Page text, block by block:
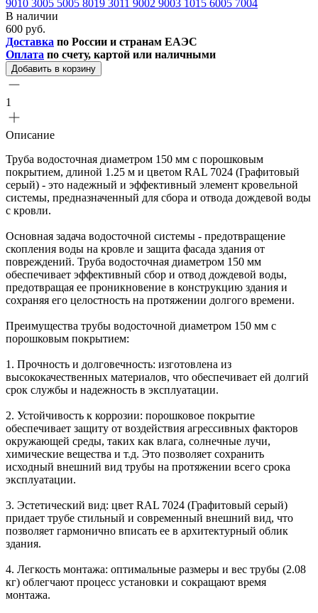
9010 3005 5005 8019 3011 9002 9003 1015 6005 7004
В наличии
600 руб.
Доставка по России и странам ЕАЭС
Оплата по счету, картой или наличными
Добавить в корзину
1
Описание
Труба водосточная диаметром 150 мм с порошковым
покрытием, длиной 1.25 м и цветом RAL 7024 (Графитовый
серый) - это надежный и эффективный элемент кровельной
системы, предназначенный для сбора и отвода дождевой воды
с кровли.
Основная задача водосточной системы - предотвращение
скопления воды на кровле и защита фасада здания от
повреждений. Труба водосточная диаметром 150 мм
обеспечивает эффективный сбор и отвод дождевой воды,
предотвращая ее проникновение в конструкцию здания и
сохраняя его целостность на протяжении долгого времени.
Преимущества трубы водосточной диаметром 150 мм с
порошковым покрытием:
1. Прочность и долговечность: изготовлена из
высококачественных материалов, что обеспечивает ей долгий
срок службы и надежность в эксплуатации.
2. Устойчивость к коррозии: порошковое покрытие
обеспечивает защиту от воздействия агрессивных факторов
окружающей среды, таких как влага, солнечные лучи,
химические вещества и т.д. Это позволяет сохранить
исходный внешний вид трубы на протяжении всего срока
эксплуатации.
3. Эстетический вид: цвет RAL 7024 (Графитовый серый)
придает трубе стильный и современный внешний вид, что
позволяет гармонично вписать ее в архитектурный облик
здания.
4. Легкость монтажа: оптимальные размеры и вес трубы (2.08
кг) облегчают процесс установки и сокращают время
монтажа.